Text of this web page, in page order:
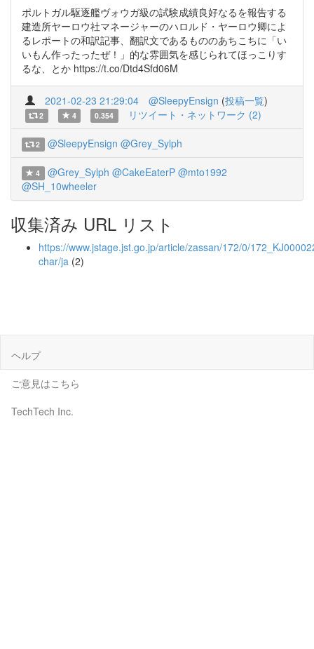
ポルトガル駆逐艦ヴォウガ級の試験成績良好なるを報告する
建造所ヤーロウ社マネージャーのハロルド・ヤーロウ卿によ
るレポートの和訳記事、翻訳文であるもののあちこちに「い
いもん作ったったぜ！」的な雰囲気を感じられてほっこりす
るな、とか https://t.co/Dtd4Sfd06M
2021-02-23 21:29:04 @SleepyEnsign (投稿一覧)
2 4 0.354 リツイート・ネットワーク (2)
2 @SleepyEnsign @Grey_Sylph
4 @Grey_Sylph @CakeEaterP @mto1992
@SH_10wheeler
収集済み URL リスト
https://www.jstage.jst.go.jp/article/zassan/172/0/
char/ja (2)
ヘルプ
ご意見はこちら
TechTech Inc.